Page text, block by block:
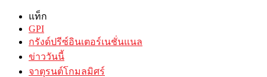
แท็ก
GPI
กรังด์ปรีซ์อินเตอร์เนชั่นแนล
ข่าววันนี้
จาตุรนต์โกมลมิศร์